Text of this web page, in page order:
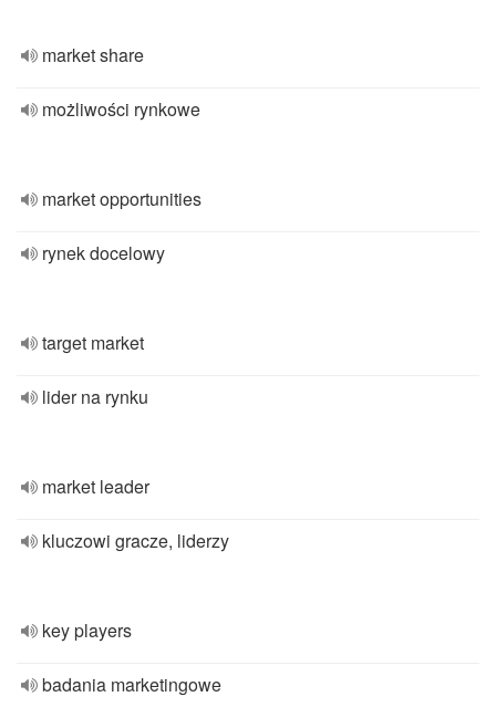
market share
możliwości rynkowe
market opportunities
rynek docelowy
target market
lider na rynku
market leader
kluczowi gracze, liderzy
key players
badania marketingowe